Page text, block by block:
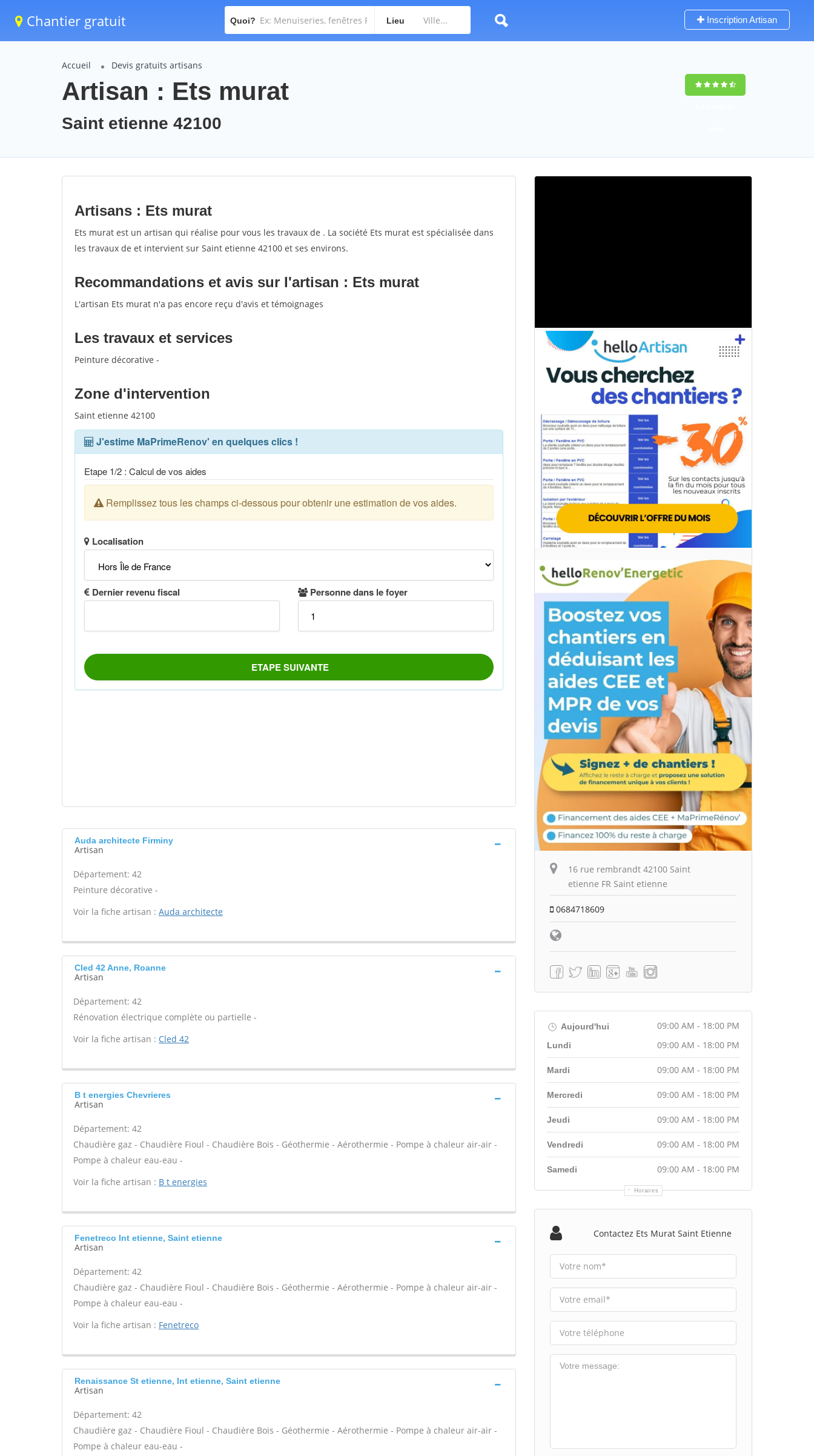
Chantier gratuit Quoi? Lieu Inscription Artisan
Accueil Devis gratuits artisans
Artisan : Ets murat
Saint etienne 42100
Artisans : Ets murat
Ets murat est un artisan qui réalise pour vous les travaux de . La société Ets murat est spécialisée dans
les travaux de et intervient sur Saint etienne 42100 et ses environs.
Recommandations et avis sur l'artisan : Ets murat
L'artisan Ets murat n'a pas encore reçu d'avis et témoignages
Les travaux et services
Peinture décorative -
Zone d'intervention
Saint etienne 42100
Auda architecte Firminy
Artisan
Département: 42
Peinture décorative -
Voir la fiche artisan : Auda architecte
Cled 42 Anne, Roanne
Artisan
Département: 42
Rénovation électrique complète ou partielle -
Voir la fiche artisan : Cled 42
B t energies Chevrieres
Artisan
Département: 42
Chaudière gaz - Chaudière Fioul - Chaudière Bois - Géothermie - Aérothermie - Pompe à chaleur air-air -
Pompe à chaleur eau-eau -
Voir la fiche artisan : B t energies
Fenetreco Int etienne, Saint etienne
Artisan
Département: 42
Chaudière gaz - Chaudière Fioul - Chaudière Bois - Géothermie - Aérothermie - Pompe à chaleur air-air -
Pompe à chaleur eau-eau -
Voir la fiche artisan : Fenetreco
Renaissance St etienne, Int etienne, Saint etienne
Artisan
Département: 42
Chaudière gaz - Chaudière Fioul - Chaudière Bois - Géothermie - Aérothermie - Pompe à chaleur air-air -
Pompe à chaleur eau-eau -
16 rue rembrandt 42100 Saint
etienne FR Saint etienne
0684718609
Aujourd'hui 09:00 AM - 18:00 PM
Horaires
Lundi 09:00 AM - 18:00 PM
Mardi 09:00 AM - 18:00 PM
Mercredi 09:00 AM - 18:00 PM
Jeudi 09:00 AM - 18:00 PM
Vendredi 09:00 AM - 18:00 PM
Samedi 09:00 AM - 18:00 PM
Contactez Ets Murat Saint Etienne